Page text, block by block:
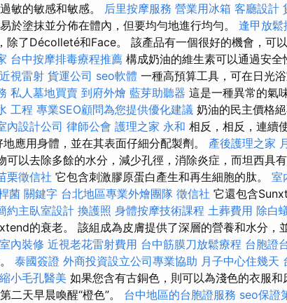
敏的敏感和敏感。 后里按摩服務 營業用冰箱 客廳設計
於塗抹並分佈在體內，但要均勻地進行均勻。 逢甲放鬆
除了Décolleté和Face。 該產品有一個很好的機會，可
台中按摩排毒療程推薦 構成奶油的維生素可以通過安全
近視雷射 貨運公司 seo軟體 一種高預算工具，可在日光
私人墓地買賣 到府外燴 藍芽助聽器 這是一種異常的氣
工程 專業SEO顧問為您提供優化建議 奶油的民主價格
內設計公司 律師公會 護理之家 永和 相反，相反，連續
應用身體，並在其表面仔細分配製劑。 產後護理之家
可以去除多餘的水分，減少孔徑，消除炎症，而坦西具
栗徵信社 它包含刺激膠原蛋白產生和再生細胞的肽。 室
菌 關鍵字 台北地區專業外燴團隊 徵信社 它還包含
約主臥室設計 換護照 身體按摩技術課程 土葬費用 除白
的衰老。 該組成為皮膚提供了深層的營養和水分，
室內裝修 近視老花雷射費用 台中筋膜刀放鬆療程 台胞證
泰國簽證 外商投資設立公司專業協助 月子中心住幾天
縮小毛孔醫美 如果您含有古銅色，則可以為淺色的衣服和
二天早晨喚醒“橙色”。 台中地區的台胞證服務 seo保證